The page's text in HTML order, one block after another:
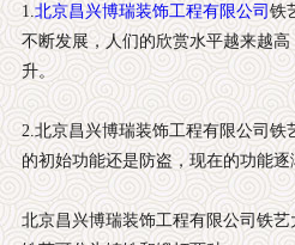
1.北京昌兴博瑞装饰工程有限公司 铁
不断发展，人们的欣赏水平越来越
升。
2.北京昌兴博瑞装饰工程有限公司铁
的初始功能还是防盗，现在的功能逐
北京昌兴博瑞装饰工程有限公司铁艺